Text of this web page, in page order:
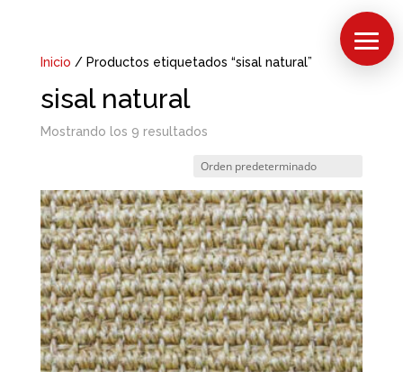
Inicio / Productos etiquetados “sisal natural”
sisal natural
Mostrando los 9 resultados